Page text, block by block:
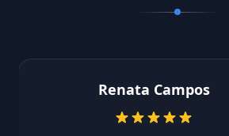
Renata Campos